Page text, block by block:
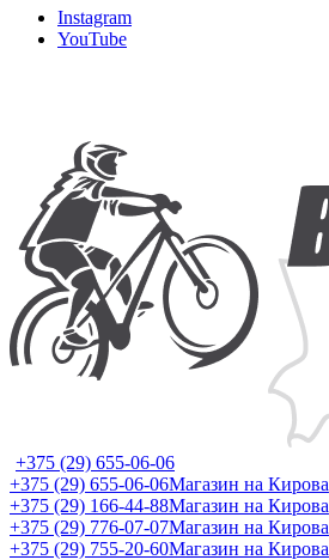
Instagram
YouTube
+375 (29) 655-06-06
+375 (29) 655-06-06Магазин на Кирова
+375 (29) 166-44-88Магазин на Кирова
+375 (29) 776-07-07Магазин на Кирова
+375 (29) 755-20-60Магазин на Кирова